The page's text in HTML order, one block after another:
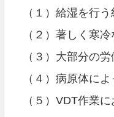
（１）給湿を行
（２）著しく寒
（３）大部分の
（４）病原体に
（５）VDT作業